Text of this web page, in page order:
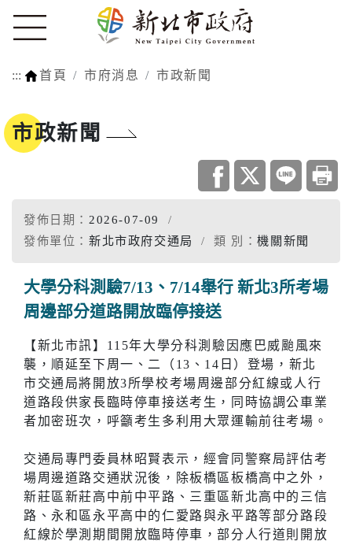
::: 首頁 市府消息 市政新聞
市政新聞
發佈日期： 2026-07-09
發佈單位： 新北市政府交通局 類 別：機關新聞
大學分科測驗7/13、7/14舉行 新北3所考場
周邊部分道路開放臨停接送
【新北市訊】115年大學分科測驗因應巴威颱風來
襲，順延至下周一、二（13、14日）登場，新北
市交通局將開放3所學校考場周邊部分紅線或人行
道路段供家長臨時停車接送考生，同時協調公車業
者加密班次，呼籲考生多利用大眾運輸前往考場。
交通局專門委員林昭賢表示，經會同警察局評估考
場周邊道路交通狀況後，除板橋區板橋高中之外，
新莊區新莊高中前中平路、三重區新北高中的三信
路、永和區永平高中的仁愛路與永平路等部分路段
紅線於學測期間開放臨時停車，部分人行道則開放